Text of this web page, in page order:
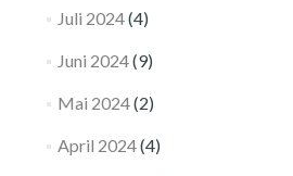
Juli 2024(4)
Juni 2024(9)
Mai 2024(2)
April 2024(4)